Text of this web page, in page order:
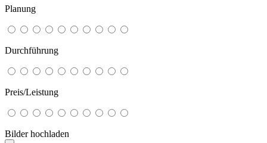
Planung
Durchführung
Preis/Leistung
Bilder hochladen